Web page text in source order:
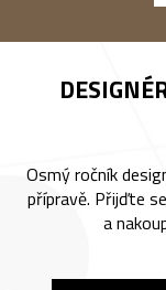
Osmý ročník
přípravě. Přijďte
a